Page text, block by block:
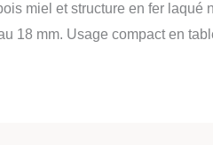
miel et structure en fer
18 mm. Usage compact en